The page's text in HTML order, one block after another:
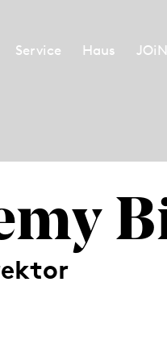
Service Haus JOiN